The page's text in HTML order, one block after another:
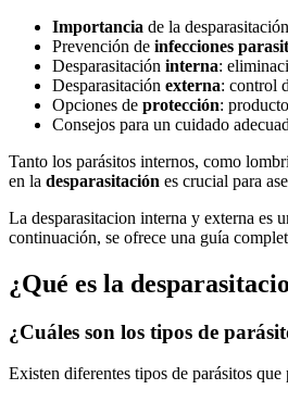
Importancia de la
Prevención de infecciones
Desparasitación interna:
Desparasitación externa: control
Opciones de protección:
Consejos para un cuidado
Tanto los parásitos internos, como
en la desparasitación es crucial para
La desparasitacion interna y externa es
continuación, se ofrece una guía
¿Qué es la
¿Cuáles son los tipos de
Existen diferentes tipos de parásitos